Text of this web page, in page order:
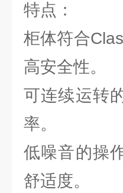
特点：
柜体符合
高安全性。
可连续运转
率。
低噪音的操
舒适度。